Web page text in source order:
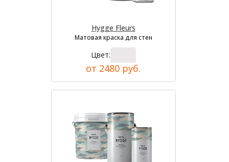
Hygge Fleurs
Матовая краска для стен
Цвет:
от 2480 руб.